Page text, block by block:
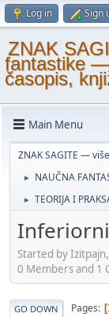
Log in Sign
ZNAK
fantastike
časopis,
Main Menu
ZNAK SAGITE —
► NAUČNA
► TEORIJA I
Started by
0 Members and 1
GO DOWN Pages